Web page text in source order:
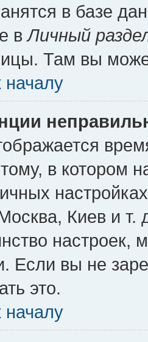
в базе
вЛичный
Там вы
началу
в котором
Киев и т.
настроек,
Если вы не
это.
началу